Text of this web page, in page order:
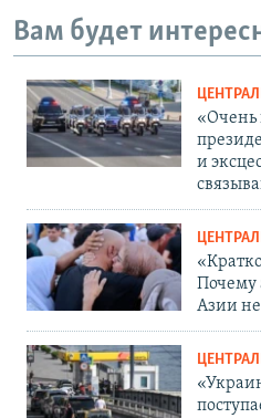
Вам будет
«Очень
и
Почему
Азии